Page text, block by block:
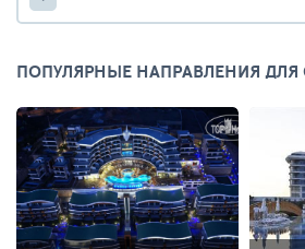
ПОПУЛЯРНЫЕ НАПРАВЛЕНИЯ